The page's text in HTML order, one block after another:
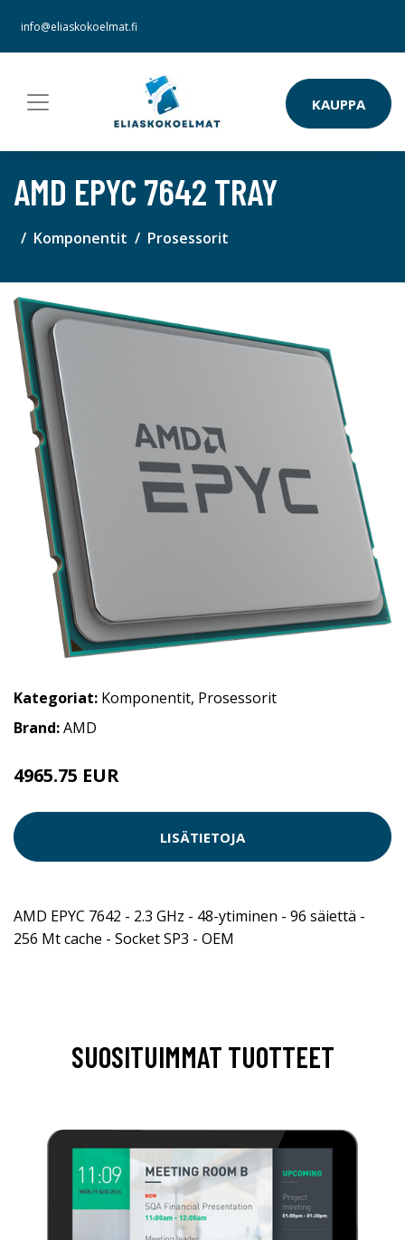
info@eliaskokoelmat.fi
KAUPPA
AMD EPYC 7642 TRAY
Komponentit Prosessorit
Kategoriat: Komponentit, Prosessorit
Brand:AMD
4965.75 EUR
LISÄTIETOJA
AMD EPYC 7642 - 2.3 GHz - 48-ytiminen - 96 säiettä -
256 Mt cache - Socket SP3 - OEM
SUOSITUIMMAT TUOTTEET